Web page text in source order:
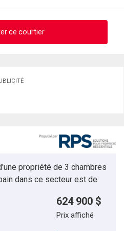
consentez à nos conditions d'utilisation et
ce courtier
propriété de 3 chambres
dans ce secteur est de:
624 900 $
Prix affiché